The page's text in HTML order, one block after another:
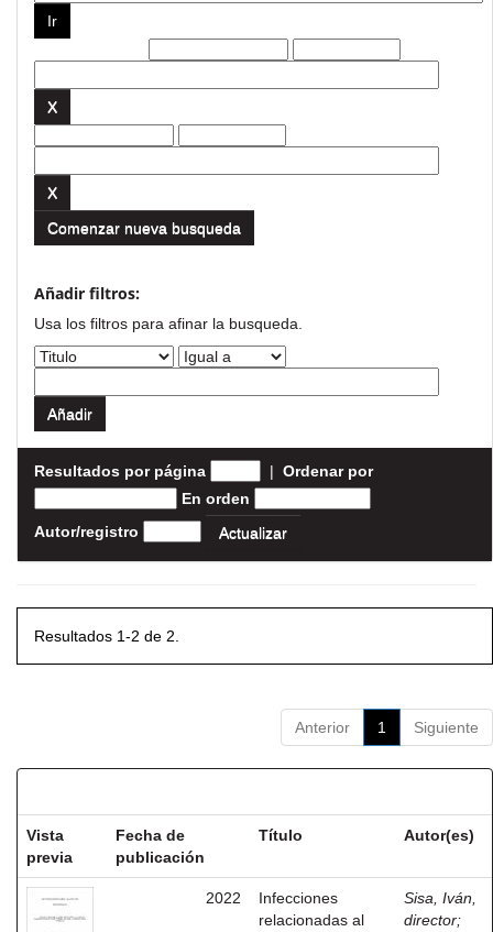
Comenzar nueva busqueda
Añadir filtros:
Usa los filtros para afinar la busqueda.
Resultados por página | Ordenar por
En orden
Autor/registro
Resultados 1-2 de 2.
Anterior 1 Siguiente
Vista
previa
Fecha de
publicación
Título Autor(es)
2022
Infecciones
relacionadas al
Sisa, Iván,
director;